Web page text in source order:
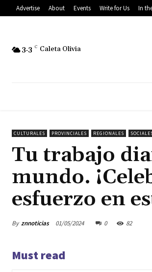
Advertise About Events Write for Us In
3.3 C Caleta Olivia
CULTURALES PROVINCIALES REGIONALES
Tu trabajo
mundo.
esfuerzo en
By znnoticias 01/05/2024 0 82
Must read